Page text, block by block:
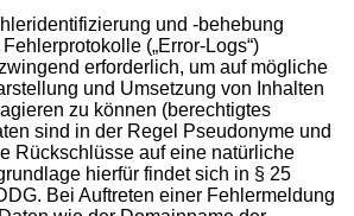
und -behebung
(„Error-Logs“)
erforderlich, um auf mögliche
und Umsetzung von Inhalten
zu können (berechtigtes
sind in der Regel Pseudonyme und
Rückschlüsse auf eine natürliche
hierfür findet sich in § 25
Bei Auftreten einer Fehlermeldung